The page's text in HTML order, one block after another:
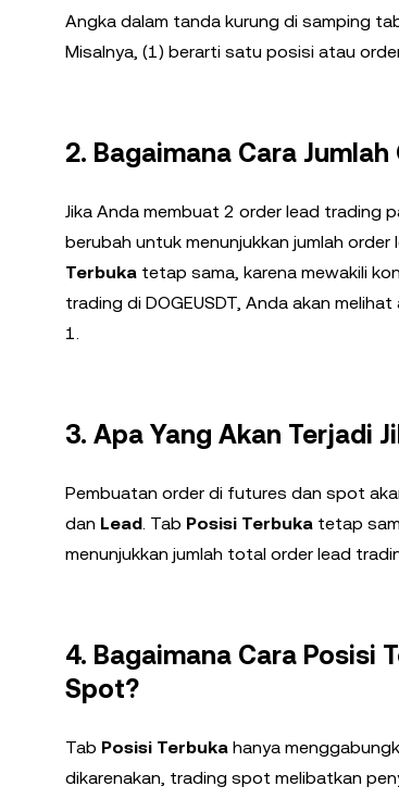
Angka dalam tanda kurung di samping
Misalnya, (1) berarti satu posisi atau
2. Bagaimana Cara
Jika Anda membuat 2 order lead trading
berubah untuk menunjukkan jumlah
Terbuka tetap sama, karena mewakili
trading di DOGEUSDT, Anda akan
1.
3. Apa Yang Akan Terjadi
Pembuatan order di futures dan spot
dan Lead. Tab Posisi Terbuka tetap
menunjukkan jumlah total order lead
4. Bagaimana Cara Posisi
Spot?
Tab Posisi Terbuka hanya
dikarenakan, trading spot melibatkan